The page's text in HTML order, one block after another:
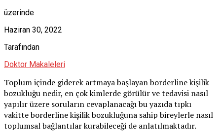
üzerinde
Haziran 30, 2022
Tarafından
Doktor Makaleleri
Toplum içinde giderek artmaya başlayan borderline kişilik
bozukluğu nedir, en çok kimlerde görülür ve tedavisi nasıl
yapılır üzere soruların cevaplanacağı bu yazıda tıpkı
vakitte borderline kişilik bozukluğuna sahip bireylerle nasıl
toplumsal bağlantılar kurabileceği de anlatılmaktadır.